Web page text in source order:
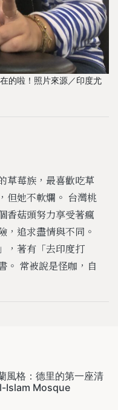
的啦！照片來源／印度尤
草莓族，最喜歡吃草
但她不軟爛。 台灣桃
香菇頭努力享受著瘋
，追求盡情與不同。
，著有「去印度打
。 常被說是怪咖，自
風格：德里的第一座清
Islam Mosque